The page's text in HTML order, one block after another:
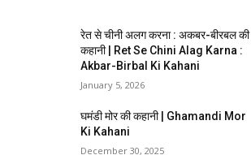
रेत से चीनी अलग करना : अकबर-बीरबल की
कहानी | Ret Se Chini Alag Karna :
Akbar-Birbal Ki Kahani
January 5, 2026
घमंडी मोर की कहानी | Ghamandi Mor
Ki Kahani
December 30, 2025